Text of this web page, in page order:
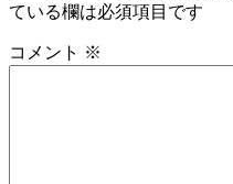
ている欄は必須項目です
コメント ※